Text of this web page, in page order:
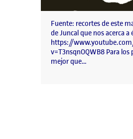
Fuente: recortes de este
de Juncal que nos acerca a
https://
v=T3nsqnOQWB8 Para los
mejor que…